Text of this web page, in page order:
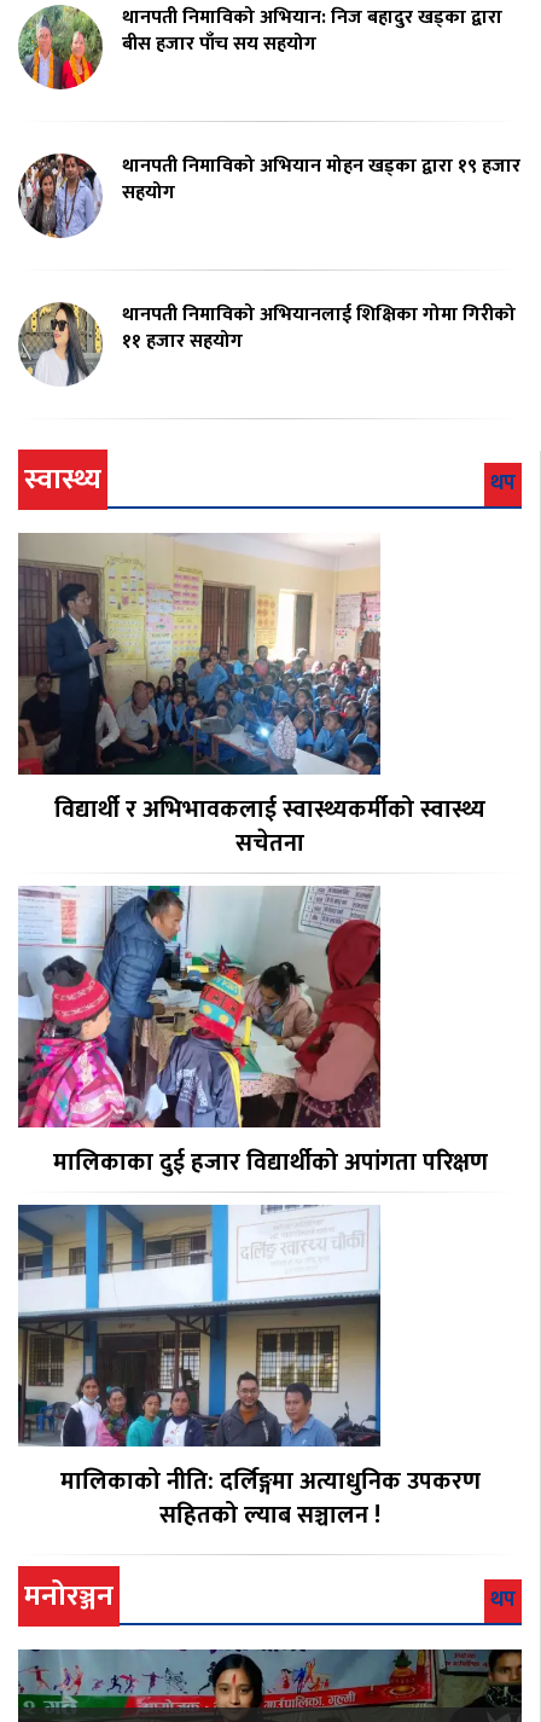
थानपती निमाविको अभियान: निज बहादुर खड्का द्वारा
बीस हजार पाँच सय सहयोग
थानपती निमाविको अभियान मोहन खड्का द्वारा १९ हजार
सहयोग
थानपती निमाविको अभियानलाई शिक्षिका गोमा गिरीको
११ हजार सहयोग
स्वास्थ्य थप
विद्यार्थी र अभिभावकलाई स्वास्थ्यकर्मीको स्वास्थ्य
सचेतना
मालिकाका दुई हजार विद्यार्थीको अपांगता परिक्षण
मालिकाको नीति: दर्लिङ्गमा अत्याधुनिक उपकरण
सहितको ल्याब सञ्चालन !
मनोरञ्जन थप